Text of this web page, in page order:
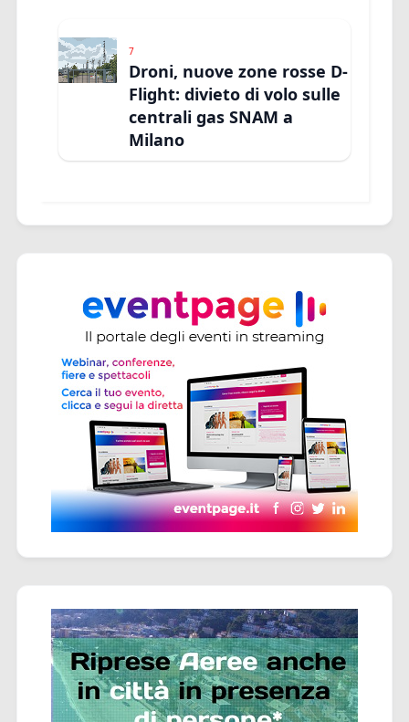
7
Droni, nuove zone rosse D-
Flight: divieto di volo sulle
centrali gas SNAM a
Milano